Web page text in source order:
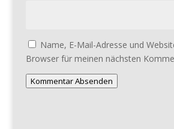
Name, E-Mail-Adresse und
Browser für meinen nächsten
Kommentar Absenden